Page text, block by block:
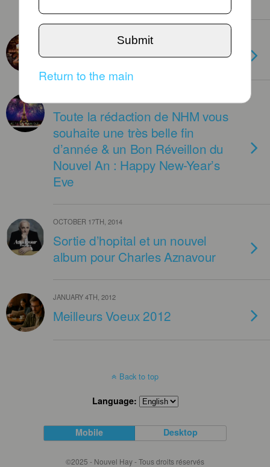
FEBRUARY 6TH, 2017
Le nouvel an aux USA : à suivre
Toute la rédaction de NHM vous
souhaite une très belle fin
d’année & un Bon Réveillon du
Nouvel An : Happy New-Year’s
Eve
OCTOBER 17TH, 2014
Sortie d’hopital et un nouvel
album pour Charles Aznavour
JANUARY 4TH, 2012
Meilleurs Voeux 2012
Back to top
Language:
Mobile Desktop
©2025 - Nouvel Hay - Tous droits réservés
Submit
Return to the main